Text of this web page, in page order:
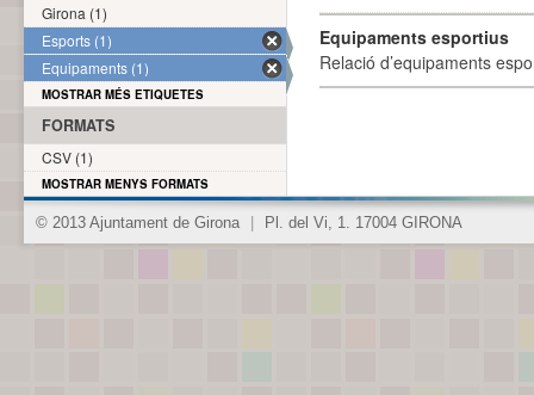
Equipaments esportius
Relació d’equipaments
Girona (1)
Esports (1)
Equipaments (1)
MOSTRAR MÉS ETIQUETES
FORMATS
CSV (1)
MOSTRAR MENYS FORMATS
© 2013 Ajuntament de Girona Pl. del Vi, 1. 17004 GIRONA